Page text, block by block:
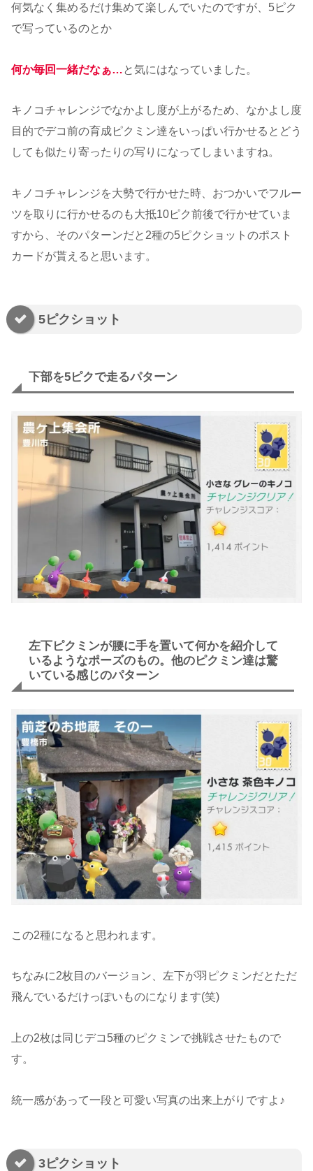
何気なく集めるだけ集めて楽しんでいたのですが、5ピク
で写っているのとか
何か毎回一緒だなぁ… と気にはなっていました。
キノコチャレンジでなかよし度が上がるため、なかよし度
目的でデコ前の育成ピクミン達をいっぱい行かせるとどう
しても似たり寄ったりの写りになってしまいますね。
キノコチャレンジを大勢で行かせた時、おつかいでフルー
ツを取りに行かせるのも大抵10ピク前後で行かせていま
すから、そのパターンだと2種の5ピクショットのポスト
カードが貰えると思います。
5ピクショット
下部を5ピクで走るパターン
左下ピクミンが腰に手を置いて何かを紹介して
いるようなポーズのもの。他のピクミン達は驚
いている感じのパターン
この2種になると思われます。
ちなみに2枚目のバージョン、左下が羽ピクミンだとただ
飛んでいるだけっぽいものになります(笑)
上の2枚は同じデコ5種のピクミンで挑戦させたもので
す。
統一感があって一段と可愛い写真の出来上がりですよ♪
3ピクショット